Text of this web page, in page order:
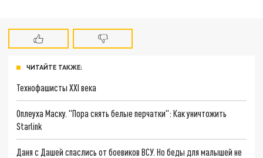
ЧИТАЙТЕ ТАКЖЕ:
Технофашисты XXI века
Оплеуха Маску. "Пора снять белые перчатки": Как уничтожить
Starlink
Даня с Дашей спаслись от боевиков ВСУ. Но беды для малышей не